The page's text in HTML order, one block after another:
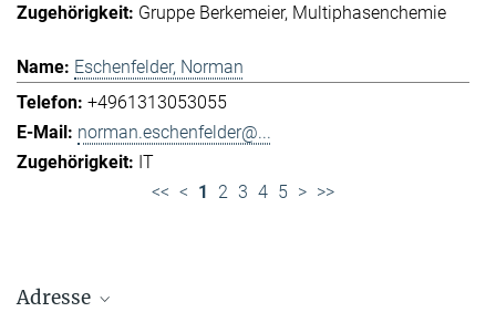
Gruppe Berkemeier Multiphasenchemie
Eschenfelder, Norman
+4961313053055
norman.eschenfelder@...
IT
<< < 1 2 3 4 5 > >>
Adresse